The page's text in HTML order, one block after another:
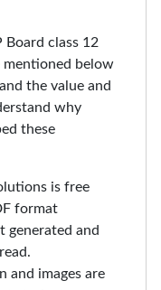
Board class 12
mentioned below
the value and
why
these
is free
format
generated and
and images are